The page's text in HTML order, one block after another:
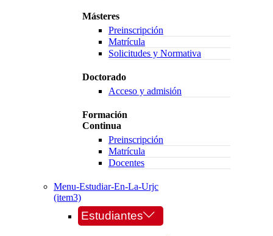
Másteres
Preinscripción
Matrícula
Solicitudes y Normativa
Doctorado
Acceso y admisión
Formación
Continua
Preinscripción
Matrícula
Docentes
Menu-Estudiar-En-La-Urjc
(item3)
Estudiantes